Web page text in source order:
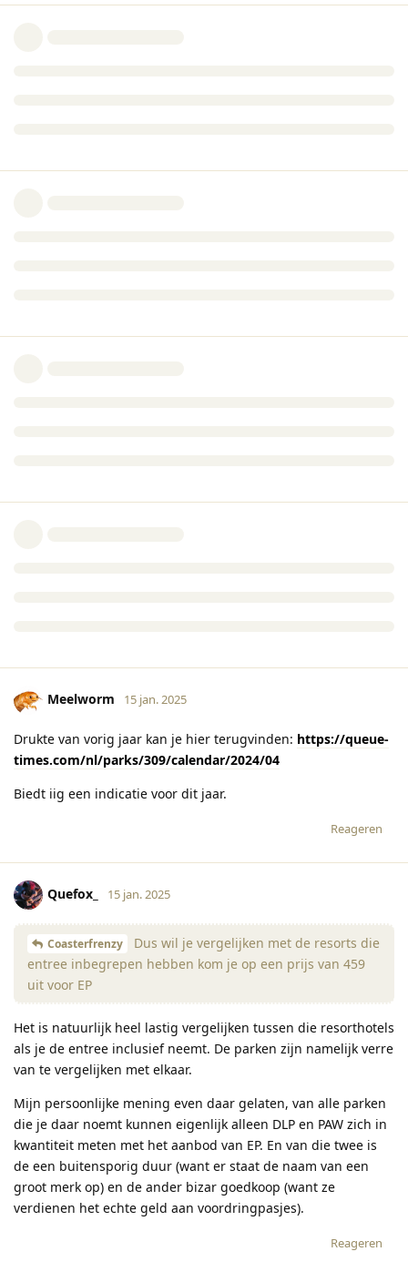
Meelworm 15 jan. 2025
Drukte van vorig jaar kan je hier terugvinden: https://queue-
times.com/nl/parks/309/calendar/2024/04
Biedt iig een indicatie voor dit jaar.
Reageren
Quefox_ 15 jan. 2025
Coasterfrenzy
Dus wil je vergelijken met de resorts die
entree inbegrepen hebben kom je op een prijs van 459
uit voor EP
Het is natuurlijk heel lastig vergelijken tussen die resorthotels
als je de entree inclusief neemt. De parken zijn namelijk verre
van te vergelijken met elkaar.
Mijn persoonlijke mening even daar gelaten, van alle parken
die je daar noemt kunnen eigenlijk alleen DLP en PAW zich in
kwantiteit meten met het aanbod van EP. En van die twee is
de een buitensporig duur (want er staat de naam van een
groot merk op) en de ander bizar goedkoop (want ze
verdienen het echte geld aan voordringpasjes).
Reageren